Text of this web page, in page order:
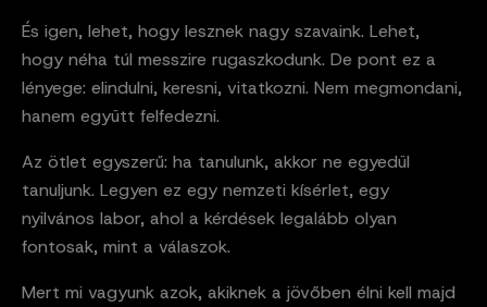
És igen, lehet, hogy lesznek nagy szavaink. Lehet,
hogy néha túl messzire rugaszkodunk. De pont ez a
lényege: elindulni, keresni, vitatkozni. Nem megmondani,
hanem együtt felfedezni.
Az ötlet egyszerű: ha tanulunk, akkor ne egyedül
tanuljunk. Legyen ez egy nemzeti kísérlet, egy
nyilvános labor, ahol a kérdések legalább olyan
fontosak, mint a válaszok.
Mert mi vagyunk azok, akiknek a jövőben élni kell majd